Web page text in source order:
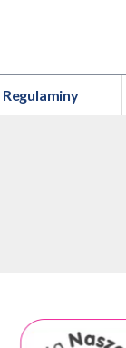
Regulaminy